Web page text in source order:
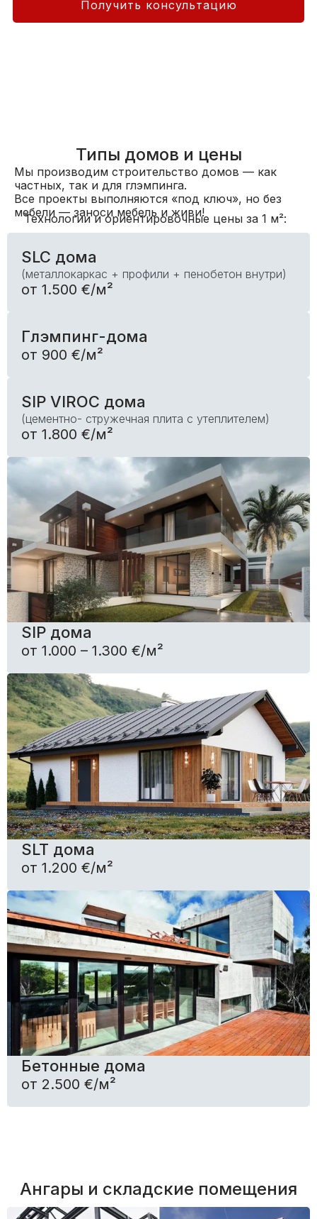
Получить консультацию
Типы домов и цены
Мы производим строительство домов — как
частных, так и для глэмпинга.
Все проекты выполняются «под ключ», но без
мебели — заноси мебель и живи!
Технологии и ориентировочные цены за 1 м²:
SLC дома
(металлокаркас + профили + пенобетон внутри)
от 1.500 €/м²
Глэмпинг-дома
от 900 €/м²
SIP VIROC дома
(цементно- стружечная плита с утеплителем)
от 1.800 €/м²
SIP дома
от 1.000 – 1.300 €/м²
SLT дома
от 1.200 €/м²
Бетонные дома
от 2.500 €/м²
Ангары и складские помещения